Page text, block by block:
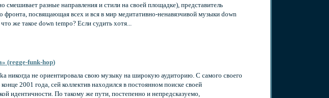
смешивает разные направления и стили на своей площадке), представитель
фронта, посвящающая всех и вся в мир медитативно-ненавязчивой музыки down
же такое down tempo? Если судить хотя...
» (regge-funk-hop)
никогда не ориентировала свою музыку на широкую аудиторию. С самого своего
2001 года, сей коллектив находился в постоянном поиске своей
идентичности. По такому же пути, постепенно и непредсказуемо,